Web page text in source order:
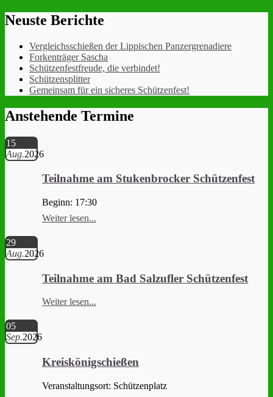
Neuste Berichte
Vergleichsschießen der Lippischen Panzergrenadiere
Forkenträger Sascha
Schützenfestfreude, die verbindet!
Schützensplitter
Gemeinsam für ein sicheres Schützenfest!
Anstehende Termine
15
Aug.2026
Teilnahme am Stukenbrocker Schützenfest
Beginn: 17:30
Weiter lesen...
29
Aug.2026
Teilnahme am Bad Salzufler Schützenfest
Weiter lesen...
05
Sep.2026
Kreiskönigschießen
Veranstaltungsort: Schützenplatz